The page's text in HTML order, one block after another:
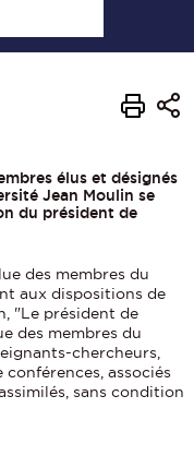
élus et désignés
Jean Moulin se
du président de
des membres du
aux dispositions de
"Le président de
des membres du
chercheurs,
associés
sans condition